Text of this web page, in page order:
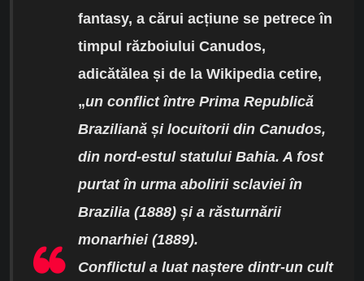
fantasy, a cărui acțiune se petrece în
timpul războiului Canudos,
adicătălea și de la Wikipedia cetire,
„un conflict între Prima Republică
Braziliană și locuitorii din Canudos,
din nord-estul statului Bahia. A fost
purtat în urma abolirii sclaviei în
Brazilia (1888) și a răsturnării
monarhiei (1889).
Conflictul a luat naștere dintr-un cult